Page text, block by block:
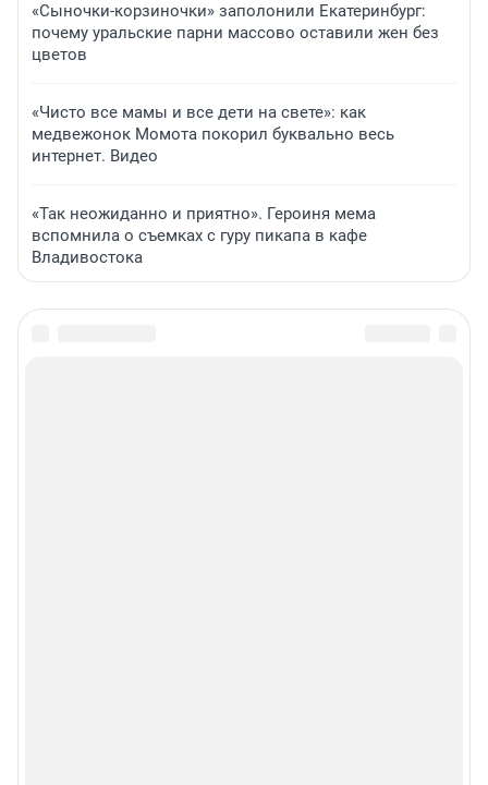
«Сыночки-корзиночки» заполонили Екатеринбург:
почему уральские парни массово оставили жен без
цветов
«Чисто все мамы и все дети на свете»: как
медвежонок Момота покорил буквально весь
интернет. Видео
«Так неожиданно и приятно». Героиня мема
вспомнила о съемках с гуру пикапа в кафе
Владивостока